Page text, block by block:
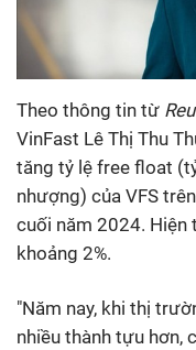
Theo thông tin từ
VinFast Lê Thị Thu
tăng tỷ lệ free float
nhượng) của VFS
cuối năm 2024. Hiện
khoảng 2%.
"Năm nay, khi thị
nhiều thành tựu hơn,